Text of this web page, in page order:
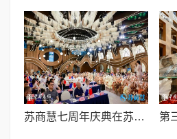
苏商慧七周年庆典在苏州隆重举行 七大联创共启发展新篇章